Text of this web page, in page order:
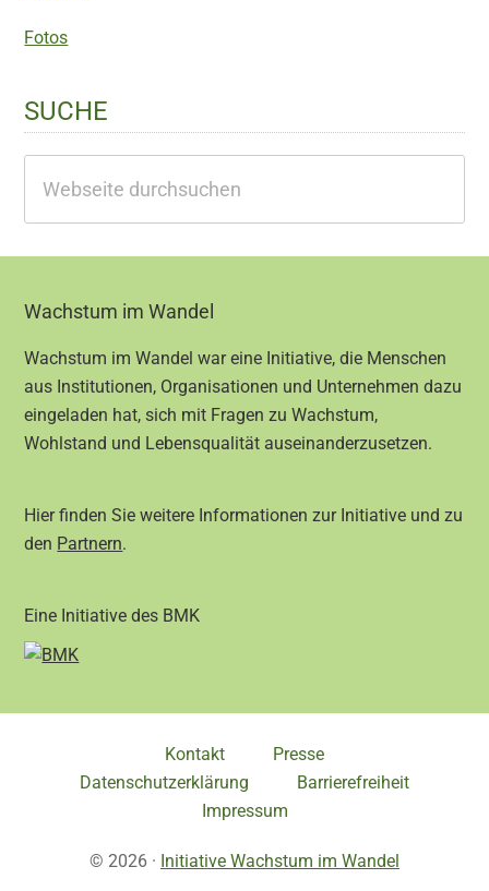
Fotos
SUCHE
durchsuchen
Footer
Wachstum im Wandel
Wachstum im Wandel war eine Initiative, die Menschen
aus Institutionen, Organisationen und Unternehmen dazu
eingeladen hat, sich mit Fragen zu Wachstum,
Wohlstand und Lebensqualität auseinanderzusetzen.
Hier finden Sie weitere Informationen zur Initiative und zu
den Partnern.
Eine Initiative des BMK
Kontakt
Presse
Datenschutzerklärung
Barrierefreiheit
Impressum
© 2026 · Initiative Wachstum im Wandel